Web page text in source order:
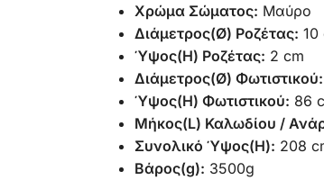
Χρώμα Σώματος: Μαύρο
Διάμετρος(Ø) Ροζέτας: 10
Ύψος(H) Ροζέτας: 2 cm
Διάμετρος(Ø) Φωτιστικού:
Ύψος(H) Φωτιστικού: 86
Μήκος(L) Καλωδίου /
Συνολικό Ύψος(H): 208
Βάρος(g): 3500g